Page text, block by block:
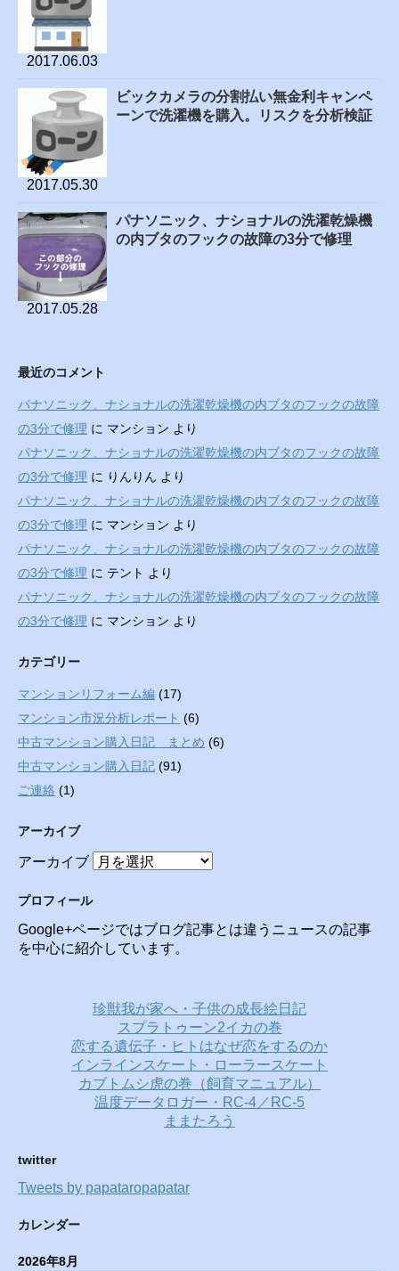
2017.06.03
2017.05.30
ビックカメラの分割払い無金利キャンペ
ーンで洗濯機を購入。リスクを分析検証
2017.05.28
パナソニック、ナショナルの洗濯乾燥機
の内ブタのフックの故障の3分で修理
最近のコメント
パナソニック、ナショナルの洗濯乾燥機の内ブタのフックの故障
の3分で修理 に マンション より
パナソニック、ナショナルの洗濯乾燥機の内ブタのフックの故障
の3分で修理 に りんりん より
パナソニック、ナショナルの洗濯乾燥機の内ブタのフックの故障
の3分で修理 に マンション より
パナソニック、ナショナルの洗濯乾燥機の内ブタのフックの故障
の3分で修理 に テント より
パナソニック、ナショナルの洗濯乾燥機の内ブタのフックの故障
の3分で修理 に マンション より
カテゴリー
マンションリフォーム編 (17)
マンション市況分析レポート (6)
中古マンション購入日記 まとめ (6)
中古マンション購入日記 (91)
ご連絡 (1)
アーカイブ
アーカイブ
プロフィール
Google+ページではブログ記事とは違うニュースの記事
を中心に紹介しています。
珍獣我が家へ・子供の成長絵日記
スプラトゥーン2イカの巻
恋する遺伝子・ヒトはなぜ恋をするのか
インラインスケート・ローラースケート
カブトムシ虎の巻（飼育マニュアル）
温度データロガー・RC-4／RC-5
ままたろう
twitter
Tweets by papataropapatar
カレンダー
2026年8月